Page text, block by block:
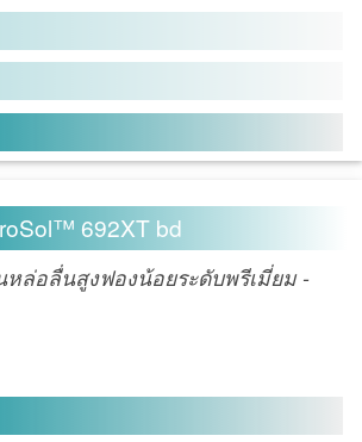
692XT bd
ล่อลื่นสูงฟองน้อยระดับพรีเมี่ยม -